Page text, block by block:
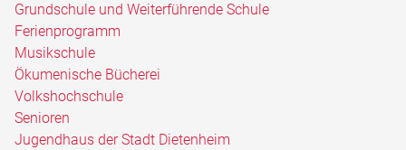
Grundschule und Weiterführende Schule
Ferienprogramm
Musikschule
Ökumenische Bücherei
Volkshochschule
Senioren
Jugendhaus der Stadt Dietenheim